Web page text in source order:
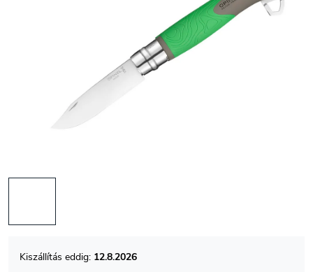
12.8.2026